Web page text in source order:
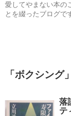
愛してやまない本の
とを綴ったブログで
「 ボクシング」
落
テ